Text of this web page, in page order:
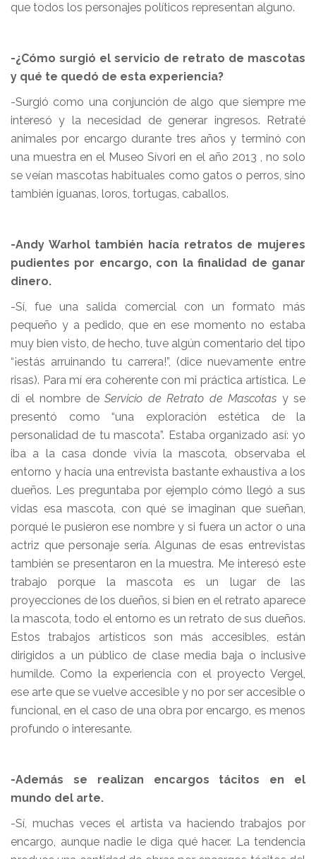
que todos los personajes políticos representan alguno.
-¿Cómo surgió el servicio de retrato de mascotas
y qué te quedó de esta experiencia?
-Surgió como una conjunción de algo que siempre me
interesó y la necesidad de generar ingresos. Retraté
animales por encargo durante tres años y terminó con
una muestra en el Museo Sívori en el año 2013 , no solo
se veían mascotas habituales como gatos o perros, sino
también iguanas, loros, tortugas, caballos.
-Andy Warhol también hacía retratos de mujeres
pudientes por encargo, con la finalidad de ganar
dinero.
-Sí, fue una salida comercial con un formato más
pequeño y a pedido, que en ese momento no estaba
muy bien visto, de hecho, tuve algún comentario del tipo
“¡estás arruinando tu carrera!”, (dice nuevamente entre
risas). Para mí era coherente con mi práctica artística. Le
di el nombre de Servicio de Retrato de Mascotas y se
presentó como “una exploración estética de la
personalidad de tu mascota”. Estaba organizado así: yo
iba a la casa donde vivía la mascota, observaba el
entorno y hacía una entrevista bastante exhaustiva a los
dueños. Les preguntaba por ejemplo cómo llegó a sus
vidas esa mascota, con qué se imaginan que sueñan,
porqué le pusieron ese nombre y si fuera un actor o una
actriz que personaje sería. Algunas de esas entrevistas
también se presentaron en la muestra. Me interesó este
trabajo porque la mascota es un lugar de las
proyecciones de los dueños, si bien en el retrato aparece
la mascota, todo el entorno es un retrato de sus dueños.
Estos trabajos artísticos son más accesibles, están
dirigidos a un público de clase media baja o inclusive
humilde. Como la experiencia con el proyecto Vergel,
ese arte que se vuelve accesible y no por ser accesible o
funcional, en el caso de una obra por encargo, es menos
profundo o interesante.
-Además se realizan encargos tácitos en el
mundo del arte.
-Sí, muchas veces el artista va haciendo trabajos por
encargo, aunque nadie le diga qué hacer. La tendencia